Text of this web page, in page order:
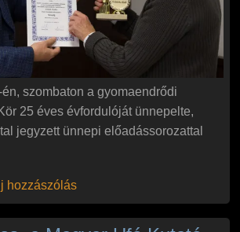
szombaton a gyomaendrődi
25 éves évfordulóját ünnepelte,
jegyzett ünnepi előadássorozattal
előadássorozat a Galaktika Baráti Kör
hozzászólás